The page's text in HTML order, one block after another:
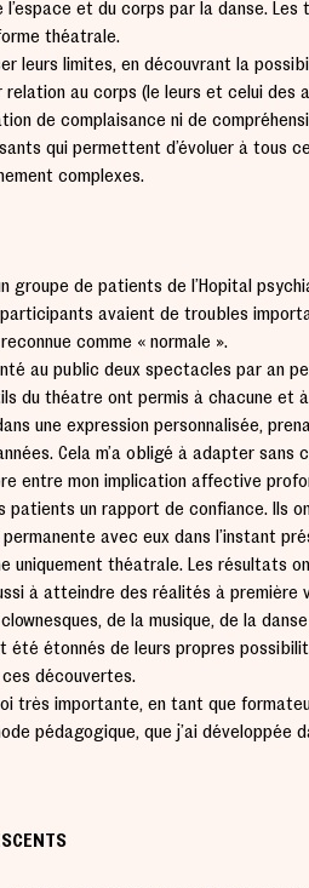
l’espace et du corps par la danse.
théâtrale.
leurs limites, en découvrant la
relation au corps (le leurs et celui
de complaisance ni de
qui permettent d’évoluer à tous
complexes.
groupe de patients de l’Hôpital
participants avaient de troubles
comme « normale ».
au public deux spectacles par an
du théâtre ont permis à chacune et
une expression personnalisée,
Cela m’a obligé à adapter
entre mon implication affective
patients un rapport de confiance. Ils
avec eux dans l’instant
uniquement théâtrale. Les résultats
à atteindre des réalités à première
de la musique, de la
été étonnés de leurs propres
découvertes.
très importante, en tant que
pédagogique, que j’ai